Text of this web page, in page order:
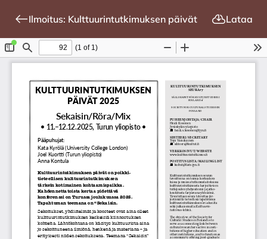
Ilmoitus: Kulttuurintutkimuksen päivät Lataa